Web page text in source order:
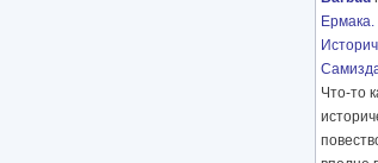
Ермака.
Что-то